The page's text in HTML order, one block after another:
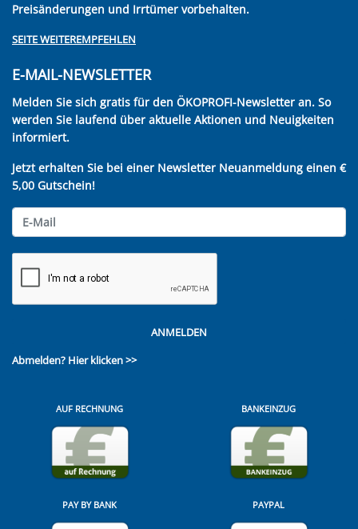
Preisänderungen und Irrtümer vorbehalten.
SEITE WEITEREMPFEHLEN
E-MAIL-NEWSLETTER
Melden Sie sich gratis für den ÖKOPROFI-Newsletter an. So
werden Sie laufend über aktuelle Aktionen und Neuigkeiten
informiert.
Jetzt erhalten Sie bei einer Newsletter Neuanmeldung einen €
5,00 Gutschein!
ANMELDEN
Abmelden? Hier klicken >>
AUF RECHNUNG BANKEINZUG
PAY BY BANK PAYPAL